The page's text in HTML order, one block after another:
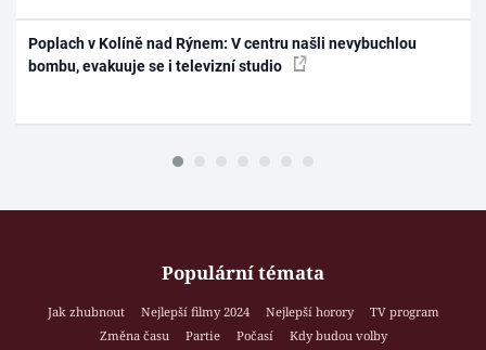
Poplach v Kolíně nad Rýnem: V centru našli nevybuchlou
bombu, evakuuje se i televizní studio
Populární témata
Jak zhubnout Nejlepší filmy 2024 Nejlepší horory
TV program
Změna času
Partie Počasí
Kdy budou volby